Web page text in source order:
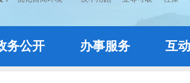
务公开 办事服务 互